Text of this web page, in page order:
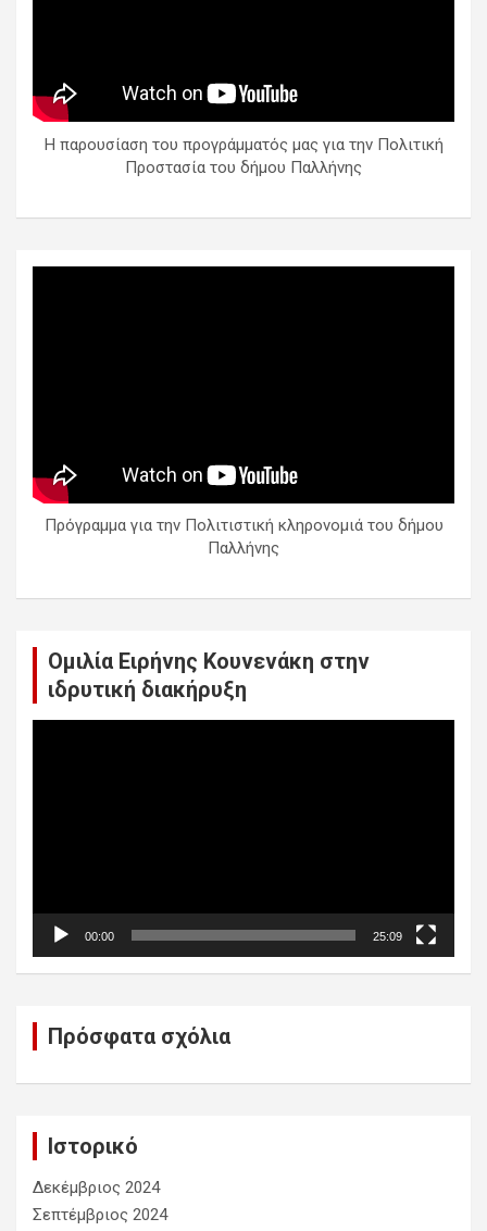
Η παρουσίαση του προγράμματός μας για την Πολιτική
Προστασία του δήμου Παλλήνης
Πρόγραμμα για την Πολιτιστική κληρονομιά του δήμου
Παλλήνης
Ομιλία Ειρήνης Κουνενάκη στην
ιδρυτική διακήρυξη
00:00 25:09
Πρόσφατα σχόλια
Ιστορικό
Δεκέμβριος 2024
Σεπτέμβριος 2024